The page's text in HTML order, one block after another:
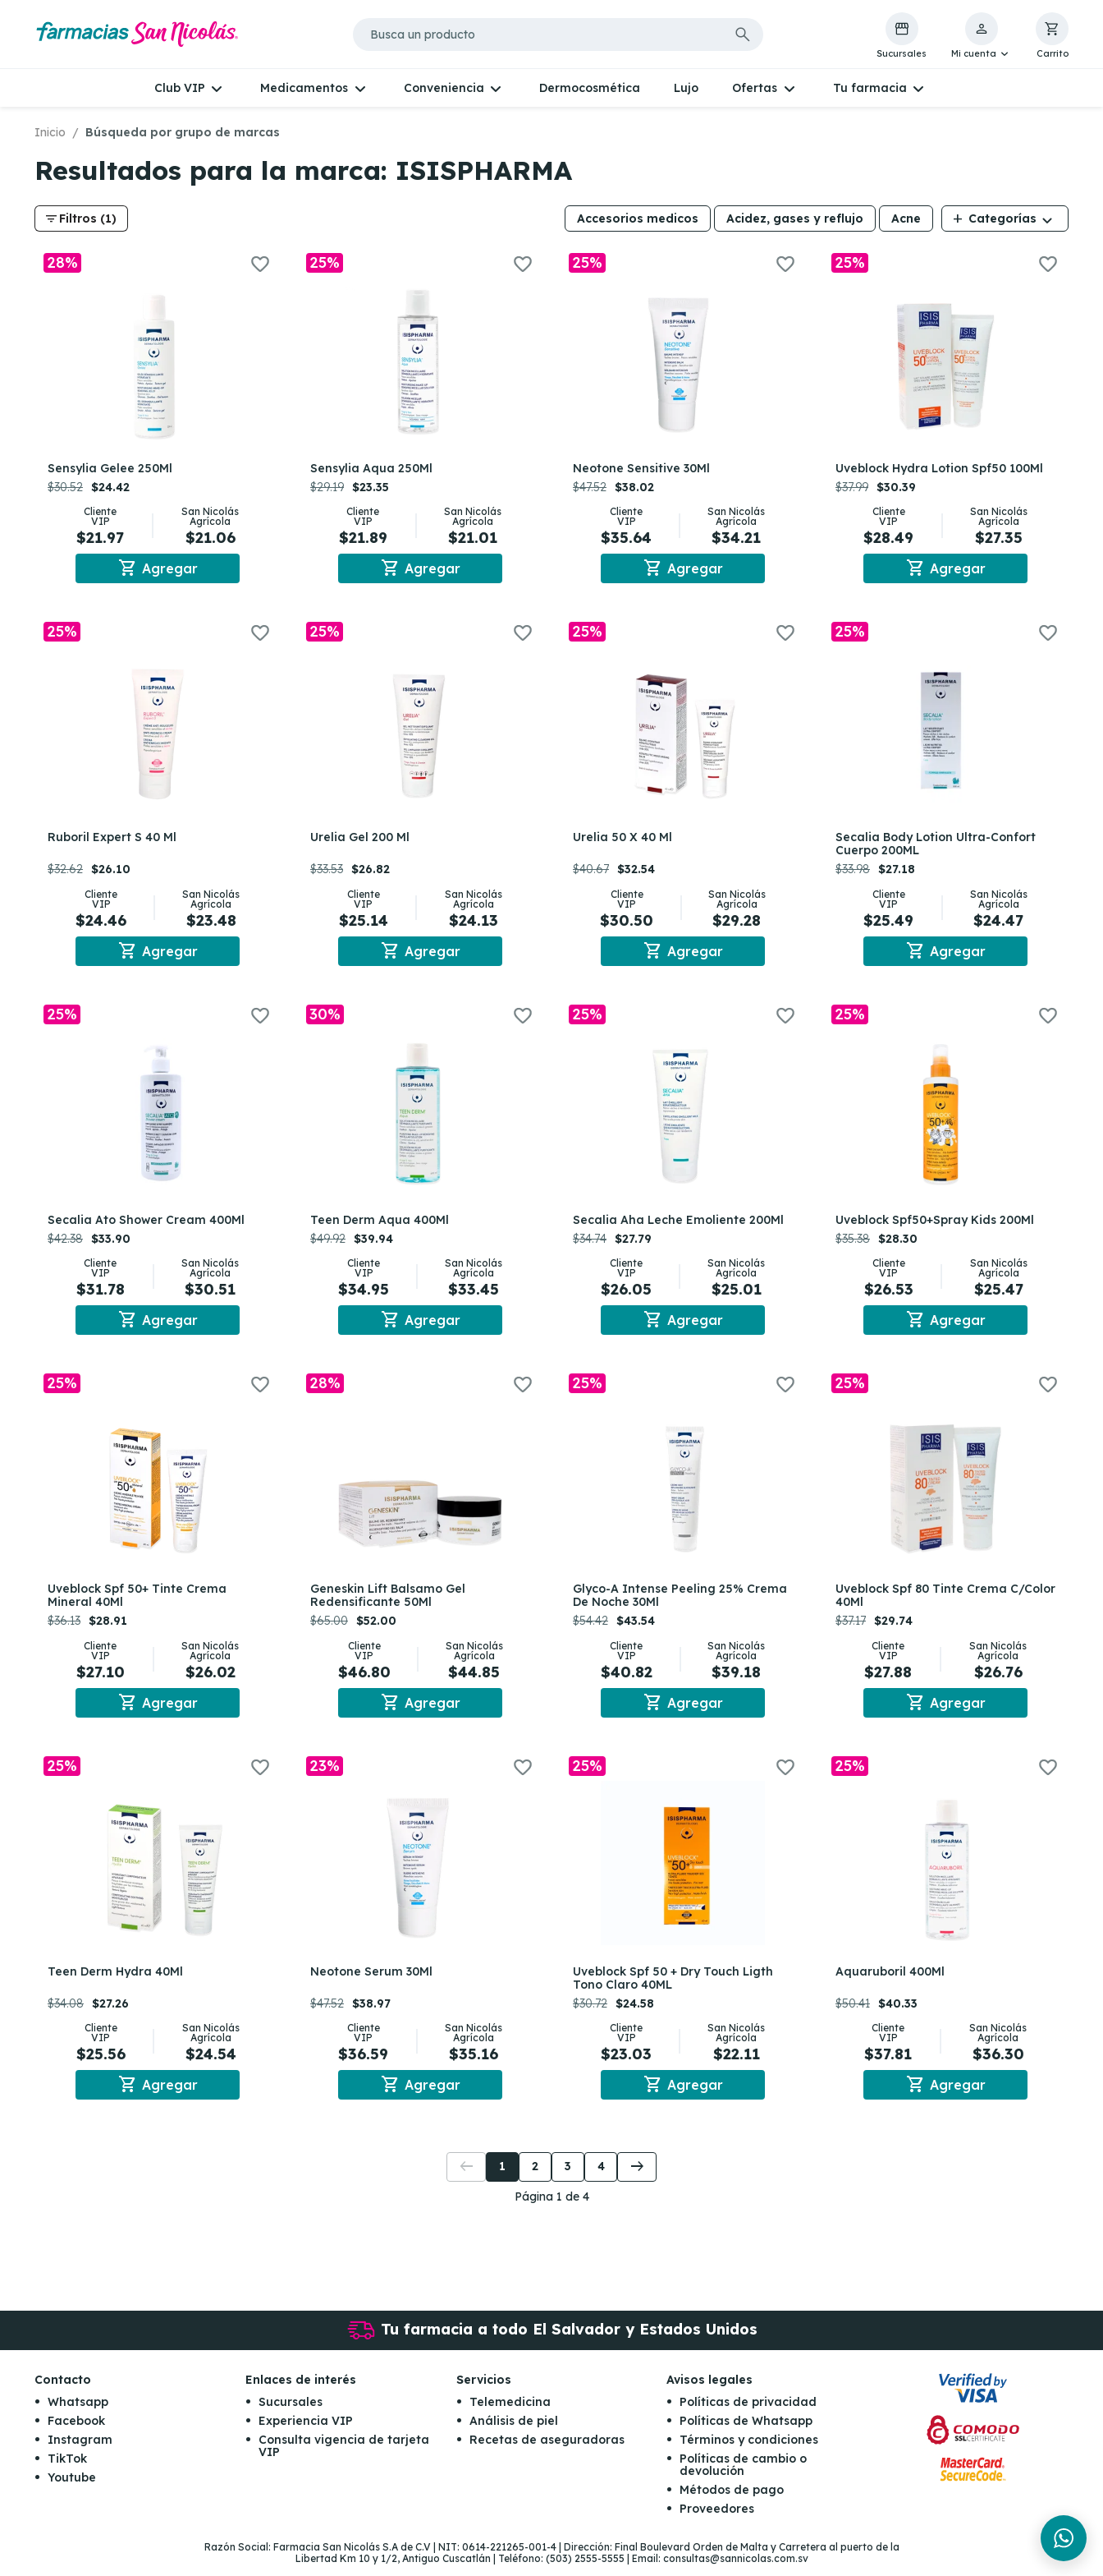
Sucursales Mi cuenta Carrito
Club VIP Medicamentos Conveniencia Dermocosmética Lujo Ofertas Tu farmacia
Inicio Búsqueda por grupo de marcas
Resultados para la marca: ISISPHARMA
filter_list Filtros (1) Accesorios medicos Acidez, gases y reflujo Acne add Categorías
28%
Sensylia Gelee 250Ml
$30.52 $24.42
Cliente
VIP
$21.97
San Nicolás
Agrícola
$21.06
shopping_cart Agregar
25%
Sensylia Aqua 250Ml
$29.19 $23.35
Cliente
VIP
$21.89
San Nicolás
Agrícola
$21.01
shopping_cart Agregar
25%
Neotone Sensitive 30Ml
$47.52 $38.02
Cliente
VIP
$35.64
San Nicolás
Agrícola
$34.21
shopping_cart Agregar
25%
Uveblock Hydra Lotion Spf50 100Ml
$37.99 $30.39
Cliente
VIP
$28.49
San Nicolás
Agrícola
$27.35
shopping_cart Agregar
25%
Ruboril Expert S 40 Ml
$32.62 $26.10
Cliente
VIP
$24.46
San Nicolás
Agrícola
$23.48
shopping_cart Agregar
25%
Urelia Gel 200 Ml
$33.53 $26.82
Cliente
VIP
$25.14
San Nicolás
Agrícola
$24.13
shopping_cart Agregar
25%
Urelia 50 X 40 Ml
$40.67 $32.54
Cliente
VIP
$30.50
San Nicolás
Agrícola
$29.28
shopping_cart Agregar
25%
Secalia Body Lotion Ultra-Confort
Cuerpo 200ML
$33.98 $27.18
Cliente
VIP
$25.49
San Nicolás
Agrícola
$24.47
shopping_cart Agregar
25%
Secalia Ato Shower Cream 400Ml
$42.38 $33.90
Cliente
VIP
$31.78
San Nicolás
Agrícola
$30.51
shopping_cart Agregar
30%
Teen Derm Aqua 400Ml
$49.92 $39.94
Cliente
VIP
$34.95
San Nicolás
Agrícola
$33.45
shopping_cart Agregar
25%
Secalia Aha Leche Emoliente 200Ml
$34.74 $27.79
Cliente
VIP
$26.05
San Nicolás
Agrícola
$25.01
shopping_cart Agregar
25%
Uveblock Spf50+Spray Kids 200Ml
$35.38 $28.30
Cliente
VIP
$26.53
San Nicolás
Agrícola
$25.47
shopping_cart Agregar
25%
Uveblock Spf 50+ Tinte Crema
Mineral 40Ml
$36.13 $28.91
Cliente
VIP
$27.10
San Nicolás
Agrícola
$26.02
shopping_cart Agregar
28%
Geneskin Lift Balsamo Gel
Redensificante 50Ml
$65.00 $52.00
Cliente
VIP
$46.80
San Nicolás
Agrícola
$44.85
shopping_cart Agregar
25%
Glyco-A Intense Peeling 25% Crema
De Noche 30Ml
$54.42 $43.54
Cliente
VIP
$40.82
San Nicolás
Agrícola
$39.18
shopping_cart Agregar
25%
Uveblock Spf 80 Tinte Crema C/Color
40Ml
$37.17 $29.74
Cliente
VIP
$27.88
San Nicolás
Agrícola
$26.76
shopping_cart Agregar
25%
Teen Derm Hydra 40Ml
$34.08 $27.26
Cliente
VIP
$25.56
San Nicolás
Agrícola
$24.54
shopping_cart Agregar
23%
Neotone Serum 30Ml
$47.52 $38.97
Cliente
VIP
$36.59
San Nicolás
Agrícola
$35.16
shopping_cart Agregar
25%
Uveblock Spf 50 + Dry Touch Ligth
Tono Claro 40ML
$30.72 $24.58
Cliente
VIP
$23.03
San Nicolás
Agrícola
$22.11
shopping_cart Agregar
25%
Aquaruboril 400Ml
$50.41 $40.33
Cliente
VIP
$37.81
San Nicolás
Agrícola
$36.30
shopping_cart Agregar
Página 1 de 4
arrow_left_alt 1 2 3 4 arrow_right_alt
Tu farmacia a todo El Salvador y Estados Unidos
Contacto
Whatsapp
Facebook
Instagram
TikTok
Youtube
Enlaces de interés
Sucursales
Experiencia VIP
Consulta vigencia de tarjeta
VIP
Servicios
Telemedicina
Análisis de piel
Recetas de aseguradoras
Avisos legales
Políticas de privacidad
Políticas de Whatsapp
Términos y condiciones
Políticas de cambio o
devolución
Métodos de pago
Proveedores
Razón Social: Farmacia San Nicolás S.A de C.V | NIT: 0614-221265-001-4 | Dirección: Final Boulevard Orden de Malta y Carretera al puerto de la
Libertad Km 10 y 1/2, Antiguo Cuscatlán | Teléfono: (503) 2555-5555 | Email: consultas@sannicolas.com.sv